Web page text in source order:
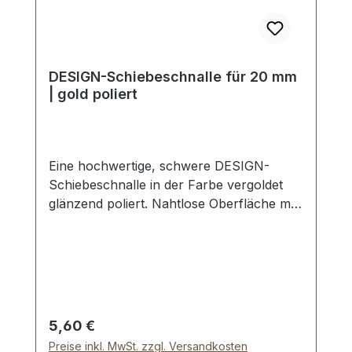
DESIGN-Schiebeschnalle für 20 mm
| gold poliert
Eine hochwertige, schwere DESIGN-
Schiebeschnalle in der Farbe vergoldet
glänzend poliert. Nahtlose Oberfläche mit
Regulärer Preis:
5,60 €
Preise inkl. MwSt. zzgl. Versandkosten